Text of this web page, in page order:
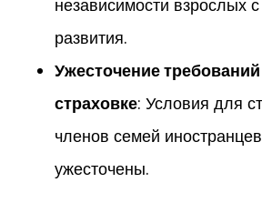
независимости взрослых
развития.
Ужесточение
страховке: Условия для
членов семей
ужесточены.